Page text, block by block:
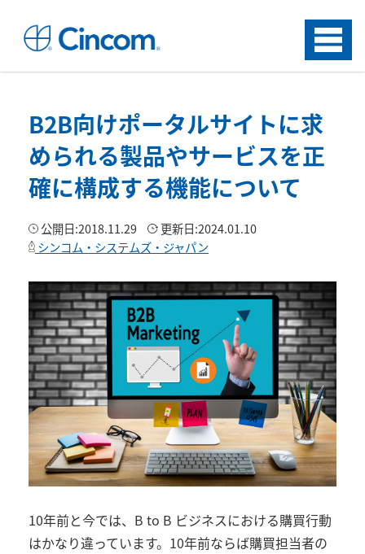
Menu
B2B向けポータルサイトに求
められる製品やサービスを正
確に構成する機能について
公開日:2018.11.29 更新日:2024.01.10
シンコム・システムズ・ジャパン
10年前と今では、B to B ビジネスにおける購買行動
はかなり違っています。10年前ならば購買担当者の